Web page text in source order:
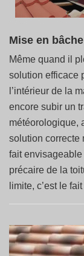
Mise en
Même quand il
solution efficace
l’intérieur de la
encore subir un
météorologique,
solution correcte
fait
précaire de la
limite, c’est le